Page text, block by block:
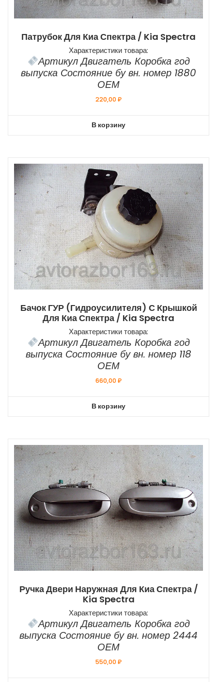
Патрубок Для Киа Спектра / Kia Spectra
Характеристики товара:
Артикул Двигатель Коробка год
выпуска Состояние бу вн. номер 1880
ОЕМ
220,00₽
В корзину
Бачок ГУР (гидроусилителя) С Крышкой
Для Киа Спектра / Kia Spectra
Характеристики товара:
Артикул Двигатель Коробка год
выпуска Состояние бу вн. номер 118
ОЕМ
660,00₽
В корзину
Ручка Двери Наружная Для Киа Спектра /
Kia Spectra
Характеристики товара:
Артикул Двигатель Коробка год
выпуска Состояние бу вн. номер 2444
ОЕМ
550,00₽